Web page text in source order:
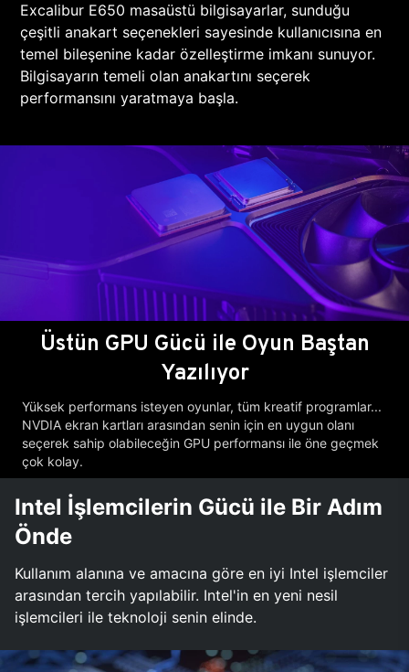
Excalibur E650 masaüstü bilgisayarlar, sunduğu
çeşitli anakart seçenekleri sayesinde kullanıcısına en
temel bileşenine kadar özelleştirme imkanı sunuyor.
Bilgisayarın temeli olan anakartını seçerek
performansını yaratmaya başla.
Üstün GPU Gücü ile Oyun Baştan
Yazılıyor
Yüksek performans isteyen oyunlar, tüm kreatif programlar...
NVDIA ekran kartları arasından senin için en uygun olanı
seçerek sahip olabileceğin GPU performansı ile öne geçmek
çok kolay.
Intel İşlemcilerin Gücü ile Bir Adım
Önde
Kullanım alanına ve amacına göre en iyi Intel işlemciler
arasından tercih yapılabilir. Intel'in en yeni nesil
işlemcileri ile teknoloji senin elinde.